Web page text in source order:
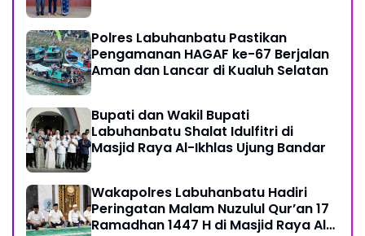
Polres Labuhanbatu Pastikan
Pengamanan HAGAF ke-67 Berjalan
Aman dan Lancar di Kualuh Selatan
Bupati dan Wakil Bupati
Labuhanbatu Shalat Idulfitri di
Masjid Raya Al-Ikhlas Ujung Bandar
Wakapolres Labuhanbatu Hadiri
Peringatan Malam Nuzulul Qur’an 17
Ramadhan 1447 H di Masjid Raya Al-